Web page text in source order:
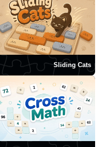
Sliding Cats